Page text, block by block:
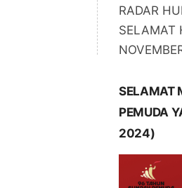
RADAR
SELAMAT
SELAMAT
PEMUDA
2024)